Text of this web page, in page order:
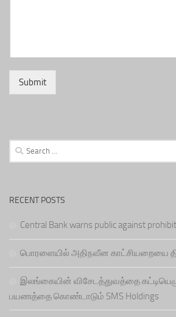
Submit
Search
for:
RECENT POSTS
Central Bank warns public against
பொரளையில் அதிநவீன காட்சியறையை
இலங்கையின் விசேடத்துவத்தை
பயணத்தை கொண்டாடும் SMS Holdings